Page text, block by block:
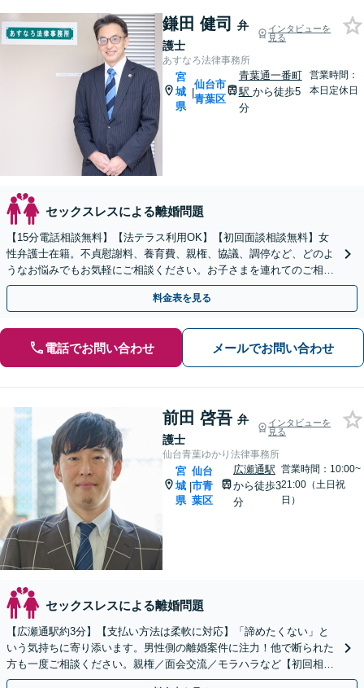
鎌田 健司
弁
護士
インタビューを
見る
あすなろ法律事務所
宮
城
県
|
仙台市
青葉区
青葉通一番町
駅 から徒歩5
分
営業時間：
本日定休日
セックスレスによる離婚問題
【15分電話相談無料】【法テラス利用OK】【初回面談相談無料】女
性弁護士在籍。不貞慰謝料、養育費、親権、協議、調停など、どのよ
うなお悩みでもお気軽にご相談ください。お子さまを連れてのご相談
も大歓迎です【青葉通一番町駅5分】
料金表を見る
電話でお問い合わせ メールでお問い合わせ
前田 啓吾 弁
護士
インタビューを
見る
仙台青葉ゆかり法律事務所
宮
城
県
|
仙台
市青
葉区
広瀬通駅
から徒歩3
分
営業時間：10:00~
21:00（土日祝
日）
セックスレスによる離婚問題
【広瀬通駅約3分】【支払い方法は柔軟に対応】「諦めたくない」と
いう気持ちに寄り添います。男性側の離婚案件に注力！他で断られた
方も一度ご相談ください。親権／面会交流／モラハラなど【初回相談
60分無料】【オンライン相談可能】